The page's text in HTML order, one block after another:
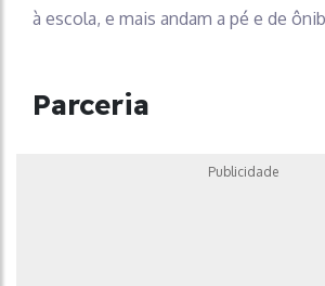
à escola, e mais andam a pé e de
Parceria
Publicidade